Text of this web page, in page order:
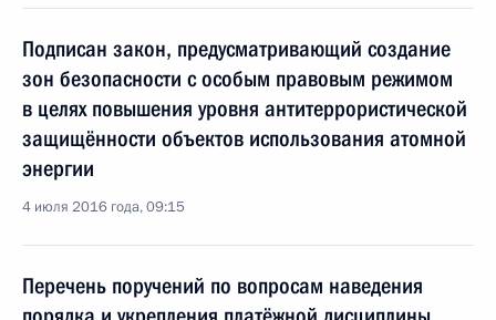
Подписан закон, предусматривающий создание
зон безопасности с особым правовым режимом
в целях повышения уровня антитеррористической
защищённости объектов использования атомной
энергии
4 июля 2016 года, 09:15
Перечень поручений по вопросам наведения